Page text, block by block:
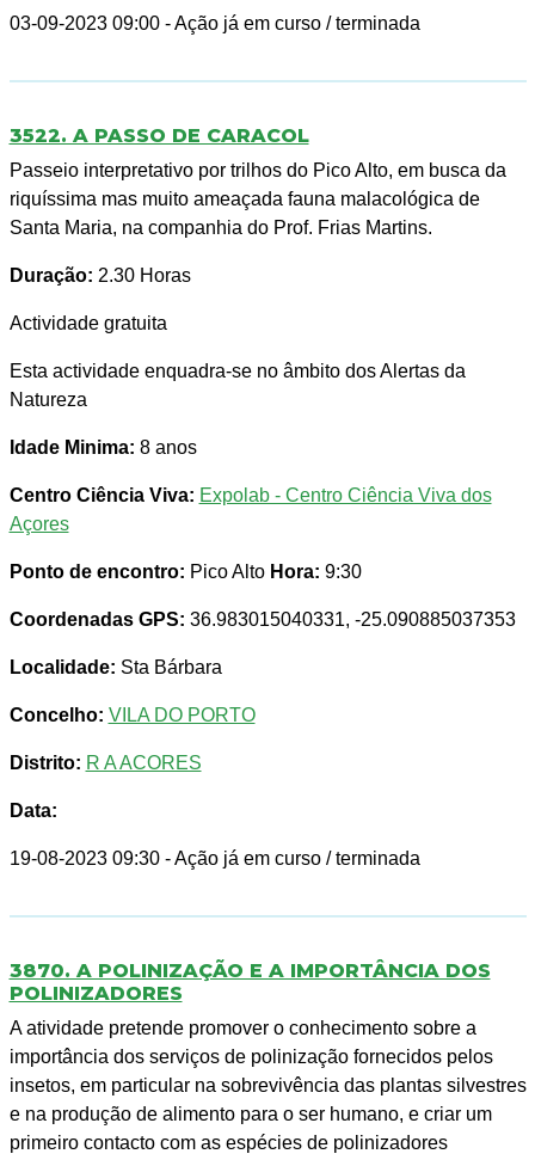
03-09-2023 09:00 - Ação já em curso / terminada
3522. A PASSO DE CARACOL
Passeio interpretativo por trilhos do Pico Alto, em busca da
riquíssima mas muito ameaçada fauna malacológica de
Santa Maria, na companhia do Prof. Frias Martins.
Duração: 2.30 Horas
Actividade gratuita
Esta actividade enquadra-se no âmbito dos Alertas da
Natureza
Idade Minima: 8 anos
Centro Ciência Viva: Expolab - Centro Ciência Viva dos
Açores
Ponto de encontro: Pico Alto Hora: 9:30
Coordenadas GPS: 36.983015040331, -25.090885037353
Localidade: Sta Bárbara
Concelho: VILA DO PORTO
Distrito: R A ACORES
Data:
19-08-2023 09:30 - Ação já em curso / terminada
3870. A POLINIZAÇÃO E A IMPORTÂNCIA DOS
POLINIZADORES
A atividade pretende promover o conhecimento sobre a
importância dos serviços de polinização fornecidos pelos
insetos, em particular na sobrevivência das plantas silvestres
e na produção de alimento para o ser humano, e criar um
primeiro contacto com as espécies de polinizadores